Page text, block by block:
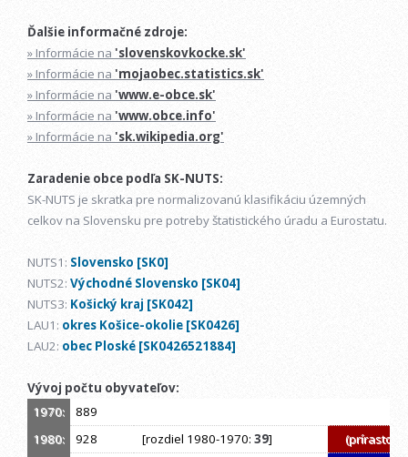
Ďalšie informačné zdroje:
» Informácie na 'slovenskovkocke.sk'
» Informácie na 'mojaobec.statistics.sk'
» Informácie na 'www.e-obce.sk'
» Informácie na 'www.obce.info'
» Informácie na 'sk.wikipedia.org'
Zaradenie obce podľa SK-NUTS:
SK-NUTS je skratka pre normalizovanú klasifikáciu územných
celkov na Slovensku pre potreby štatistického úradu a Eurostatu.
NUTS1: Slovensko [SK0]
NUTS2: Východné Slovensko [SK04]
NUTS3: Košický kraj [SK042]
LAU1: okres Košice-okolie [SK0426]
LAU2: obec Ploské [SK0426521884]
Vývoj počtu obyvateľov:
1970:
889
1980:
928 [rozdiel 1980-1970: 39]
(prírastok)